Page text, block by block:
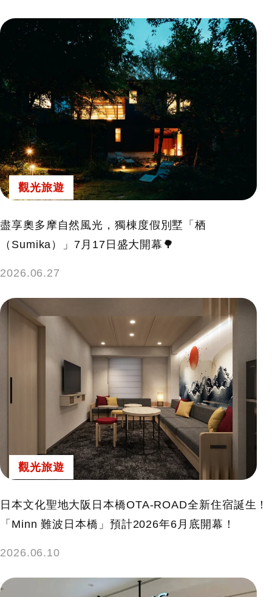
觀光旅遊
盡享奧多摩自然風光，獨棟度假別墅「栖
（Sumika）」7月17日盛大開幕🌳
2026.06.27
觀光旅遊
日本文化聖地大阪日本橋OTA-ROAD全新住宿誕生！
「Minn 難波日本橋」預計2026年6月底開幕！
2026.06.10